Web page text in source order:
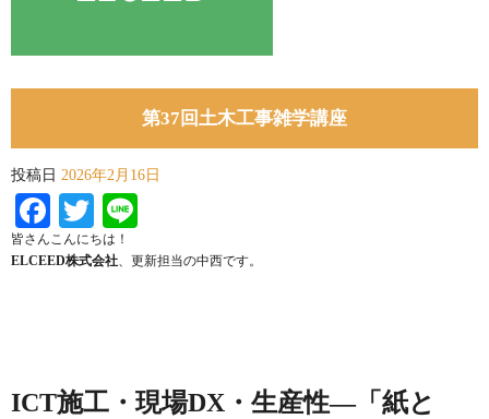
第37回土木工事雑学講座
投稿日 2026年2月16日
Facebook
Twitter
皆さんこんにちは！
ELCEED株式会社、更新担当の中西です。
ICT施工・現場DX・生産性—「紙と